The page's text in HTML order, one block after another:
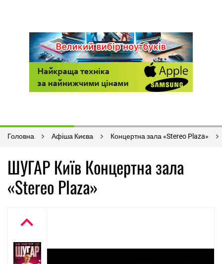
Головна Афіша Києва Концертна зала «Stereo Plaza»
ШУГАР Київ Концертна зала
«Stereo Plaza»